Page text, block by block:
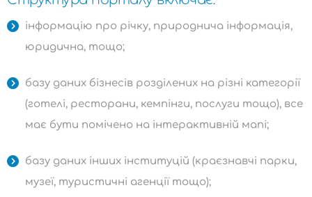
інформацію про річку, природнича інформація,
юридична, тощо;
базу даних бізнесів розділених на різні категорії
(готелі, ресторани, кемпінги, послуги тощо), все
має бути помічено на інтерактивній мапі;
базу даних інших інституцій (краєзнавчі парки,
музеї, туристичні агенції тощо);